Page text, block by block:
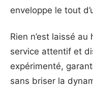
enveloppe le tout
Rien n’est laissé
service attentif et
expérimenté,
sans briser la